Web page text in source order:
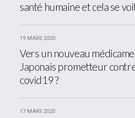
santé humaine et cela se
19 MARS 2020
Vers un nouveau
Japonais prometteur
covid19 ?
17 MARS 2020